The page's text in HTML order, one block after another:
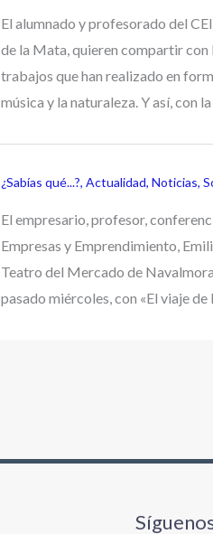
El alumnado y profesorado del
de la Mata, quieren compartir con
trabajos que han realizado en
música y la naturaleza. Y así, con
¿Sabías qué...?, Actualidad, Noticias,
El empresario, profesor,
Empresas y Emprendimiento,
Teatro del Mercado de
pasado miércoles, con «El viaje